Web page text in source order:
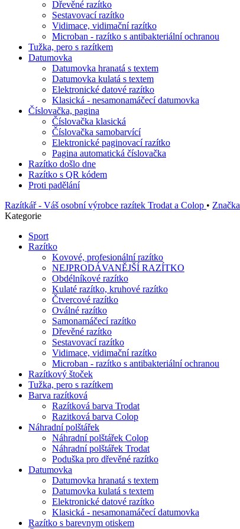
Dřevěné razítko
Sestavovací razítko
Vidimace, vidimační razítko
Microban - razítko s antibakteriální ochranou
Tužka, pero s razítkem
Datumovka
Datumovka hranatá s textem
Datumovka kulatá s textem
Elektronické datové razítko
Klasická - nesamonamáčecí datumovka
Číslovačka, pagina
Číslovačka klasická
Číslovačka samobarvící
Elektronické paginovací razítko
Pagina automatická číslovačka
Razítko došlo dne
Razítko s QR kódem
Proti padělání
Razítkář - Váš osobní výrobce razítek Trodat a Colop • Značka
Kategorie
Sport
Razítko
Kovové, profesionální razítko
NEJPRODÁVANĚJŠÍ RAZÍTKO
Obdélníkové razítko
Kulaté razítko, kruhové razítko
Čtvercové razítko
Oválné razítko
Samonamáčecí razítko
Dřevěné razítko
Sestavovací razítko
Vidimace, vidimační razítko
Microban - razítko s antibakteriální ochranou
Razítkový štoček
Tužka, pero s razítkem
Barva razítková
Razítková barva Trodat
Razitková barva Colop
Náhradní polštářek
Náhradní polštářek Colop
Náhradní polštářek Trodat
Poduška pro dřevěné razítko
Datumovka
Datumovka hranatá s textem
Datumovka kulatá s textem
Elektronické datové razítko
Klasická - nesamonamáčecí datumovka
Razítko s barevnym otiskem